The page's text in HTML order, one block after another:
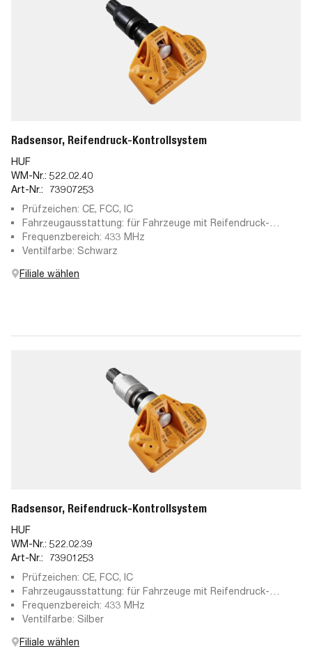
Radsensor, Reifendruck-Kontrollsystem
HUF
WM-Nr.: 522.02.40
Art-Nr.:
73907253
Prüfzeichen: CE, FCC, IC
Fahrzeugausstattung: für Fahrzeuge mit Reifendruck-
Kontrollsystem
Frequenzbereich: 433 MHz
Ventilfarbe: Schwarz
Filiale wählen
Radsensor, Reifendruck-Kontrollsystem
HUF
WM-Nr.: 522.02.39
Art-Nr.:
73901253
Prüfzeichen: CE, FCC, IC
Fahrzeugausstattung: für Fahrzeuge mit Reifendruck-
Kontrollsystem
Frequenzbereich: 433 MHz
Ventilfarbe: Silber
Filiale wählen